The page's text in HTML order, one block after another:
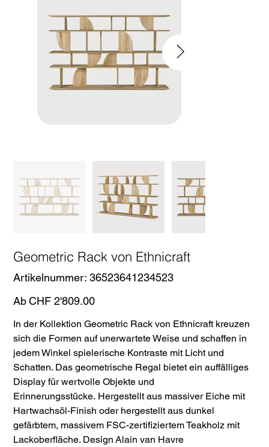
Geometric Rack von Ethnicraft
Artikelnummer: Artikelnummer:
36523641234523
36523641234523
Ab
Preis
CHF 2'809.00
In der Kollektion Geometric Rack von Ethnicraft kreuzen
sich die Formen auf unerwartete Weise und schaffen in
jedem Winkel spielerische Kontraste mit Licht und
Schatten. Das geometrische Regal bietet ein auffälliges
Display für wertvolle Objekte und
Erinnerungsstücke. Hergestellt aus massiver Eiche mit
Hartwachsöl-Finish oder hergestellt aus dunkel
gefärbtem, massivem FSC-zertifiziertem Teakholz mit
Lackoberfläche. Design Alain van Havre